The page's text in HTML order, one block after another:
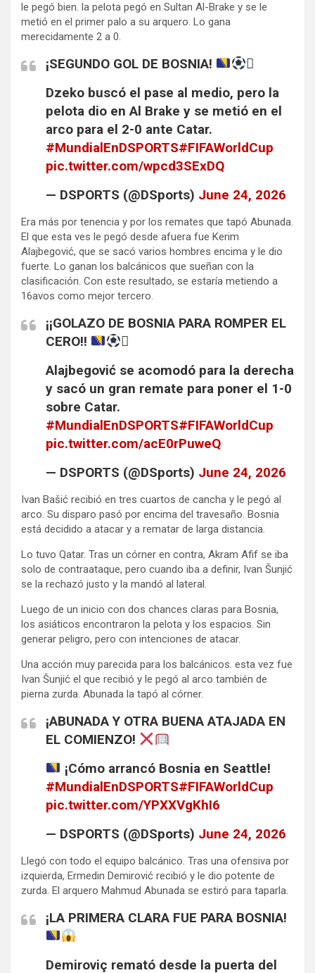
le pegó bien. la pelota pegó en Sultan Al-Brake y se le
metió en el primer palo a su arquero. Lo gana
merecidamente 2 a 0.
¡SEGUNDO GOL DE BOSNIA!

Dzeko buscó el pase al medio, pero la
pelota dio en Al Brake y se metió en el
arco para el 2-0 ante Catar.
#MundialEnDSPORTS#FIFAWorldCup
pic.twitter.com/wpcd3SExDQ
— DSPORTS (@DSports) June 24, 2026
Era más por tenencia y por los remates que tapó Abunada.
El que esta ves le pegó desde afuera fue Kerim
Alajbegović, que se sacó varios hombres encima y le dio
fuerte. Lo ganan los balcánicos que sueñan con la
clasificación. Con este resultado, se estaría metiendo a
16avos como mejor tercero.
¡¡GOLAZO DE BOSNIA PARA ROMPER EL
CERO!!

Alajbegović se acomodó para la derecha
y sacó un gran remate para poner el 1-0
sobre Catar.
#MundialEnDSPORTS#FIFAWorldCup
pic.twitter.com/acE0rPuweQ
— DSPORTS (@DSports) June 24, 2026
Ivan Bašić recibió en tres cuartos de cancha y le pegó al
arco. Su disparo pasó por encima del travesaño. Bosnia
está decidido a atacar y a rematar de larga distancia.
Lo tuvo Qatar. Tras un córner en contra, Akram Afif se iba
solo de contraataque, pero cuando iba a definir, Ivan Šunjić
se la rechazó justo y la mandó al lateral.
Luego de un inicio con dos chances claras para Bosnia,
los asiáticos encontraron la pelota y los espacios. Sin
generar peligro, pero con intenciones de atacar.
Una acción muy parecida para los balcánicos. esta vez fue
Ivan Šunjić el que recibió y le pegó al arco también de
pierna zurda. Abunada la tapó al córner.
¡ABUNADA Y OTRA BUENA ATAJADA EN
EL COMIENZO!
¡Cómo arrancó Bosnia en Seattle!
#MundialEnDSPORTS#FIFAWorldCup
pic.twitter.com/YPXXVgKhI6
— DSPORTS (@DSports) June 24, 2026
Llegó con todo el equipo balcánico. Tras una ofensiva por
izquierda, Ermedin Demirović recibió y le dio potente de
zurda. El arquero Mahmud Abunada se estiró para taparla.
¡LA PRIMERA CLARA FUE PARA BOSNIA!
Demiroviç remató desde la puerta del